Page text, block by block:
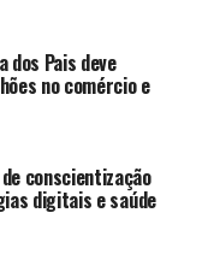
dos Pais deve
no comércio e
conscientização
digitais e saúde